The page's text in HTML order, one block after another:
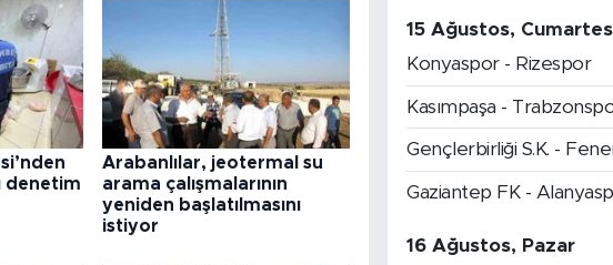
denetim
Arabanlılar, jeotermal su
arama çalışmalarının
yeniden başlatılmasını
istiyor
15 Ağustos,
Konyaspor - Rizespor
Kasımpaşa -
Gençlerbirliği S.K. -
Gaziantep FK -
16 Ağustos, Pazar